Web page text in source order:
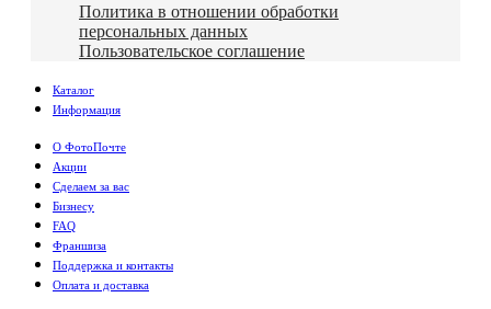
Политика в отношении обработки
персональных данных
Пользовательское соглашение
Каталог
Информация
О ФотоПочте
Акции
Сделаем за вас
Бизнесу
FAQ
Франшиза
Поддержка и контакты
Оплата и доставка